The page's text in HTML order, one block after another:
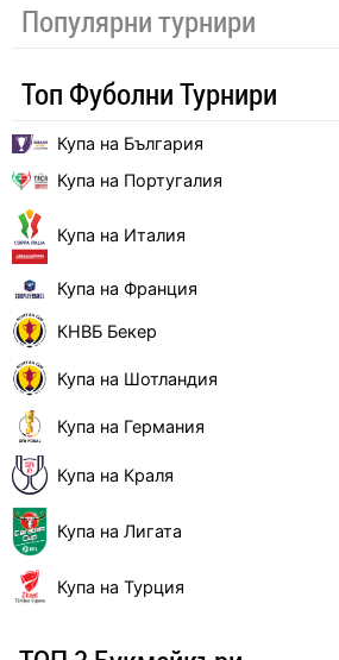
Популярни турнири
Топ Фуболни Турнири
Купа на България
Купа на Португалия
Купа на Италия
Купа на Франция
КНВБ Бекер
Купа на Шотландия
Купа на Германия
Купа на Краля
Купа на Лигата
Купа на Турция